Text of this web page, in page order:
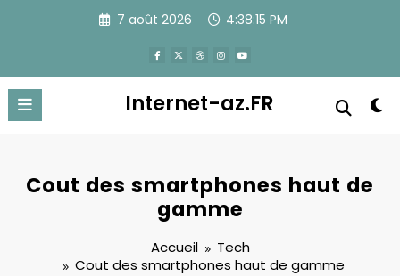
7 août 2026 4:38:16 PM
Internet-az.FR
Cout des smartphones haut de
gamme
Accueil
Tech
Cout des smartphones haut de gamme